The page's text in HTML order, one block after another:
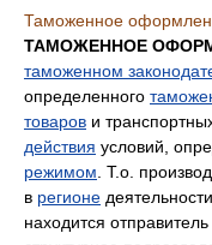
Таможенное
ТАМОЖЕННОЕ
таможенном
определенного
товаров и
действия условий,
режимом . Т.о.
в регионе деятельности
находится